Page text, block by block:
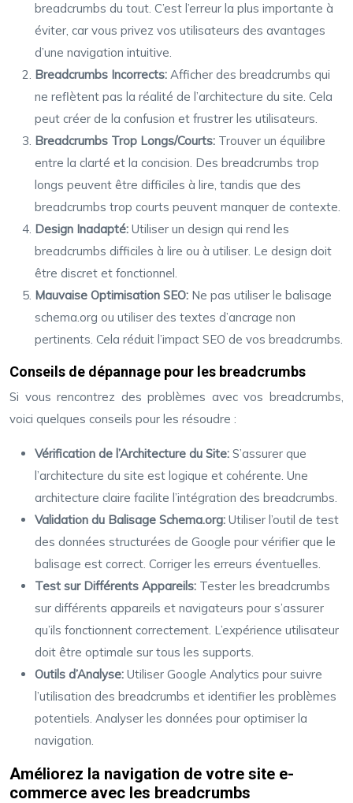
breadcrumbs du tout. C’est l’erreur la plus importante à
éviter, car vous privez vos utilisateurs des avantages
d’une navigation intuitive.
Breadcrumbs Incorrects: Afficher des breadcrumbs qui
ne reflètent pas la réalité de l’architecture du site. Cela
peut créer de la confusion et frustrer les utilisateurs.
Breadcrumbs Trop Longs/Courts: Trouver un équilibre
entre la clarté et la concision. Des breadcrumbs trop
longs peuvent être difficiles à lire, tandis que des
breadcrumbs trop courts peuvent manquer de contexte.
Design Inadapté: Utiliser un design qui rend les
breadcrumbs difficiles à lire ou à utiliser. Le design doit
être discret et fonctionnel.
Mauvaise Optimisation SEO: Ne pas utiliser le balisage
schema.org ou utiliser des textes d’ancrage non
pertinents. Cela réduit l’impact SEO de vos breadcrumbs.
Conseils de dépannage pour les breadcrumbs
Si vous rencontrez des problèmes avec vos breadcrumbs,
voici quelques conseils pour les résoudre :
Vérification de l’Architecture du Site: S’assurer que
l’architecture du site est logique et cohérente. Une
architecture claire facilite l’intégration des breadcrumbs.
Validation du Balisage Schema.org: Utiliser l’outil de test
des données structurées de Google pour vérifier que le
balisage est correct. Corriger les erreurs éventuelles.
Test sur Différents Appareils: Tester les breadcrumbs
sur différents appareils et navigateurs pour s’assurer
qu’ils fonctionnent correctement. L’expérience utilisateur
doit être optimale sur tous les supports.
Outils d’Analyse: Utiliser Google Analytics pour suivre
l’utilisation des breadcrumbs et identifier les problèmes
potentiels. Analyser les données pour optimiser la
navigation.
Améliorez la navigation de votre site e-
commerce avec les breadcrumbs